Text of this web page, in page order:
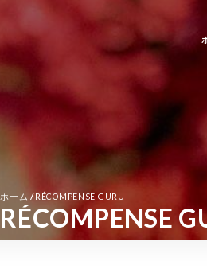
ホーム/ RÉCOMPENSE GURU
RÉCOMPENSE